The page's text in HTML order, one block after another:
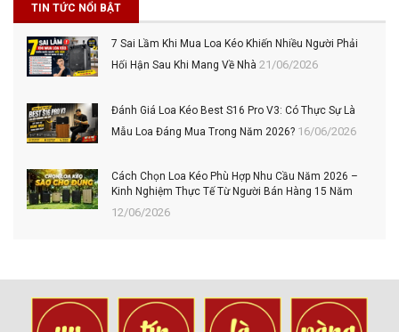
TIN TỨC NỔI BẬT
7 Sai Lầm Khi Mua Loa Kéo Khiến Nhiều Người Phải
Hối Hận Sau Khi Mang Về Nhà 21/06/2026
Đánh Giá Loa Kéo Best S16 Pro V3: Có Thực Sự Là
Mẫu Loa Đáng Mua Trong Năm 2026? 16/06/2026
Cách Chọn Loa Kéo Phù Hợp Nhu Cầu Năm 2026 –
Kinh Nghiệm Thực Tế Từ Người Bán Hàng 15 Năm
12/06/2026